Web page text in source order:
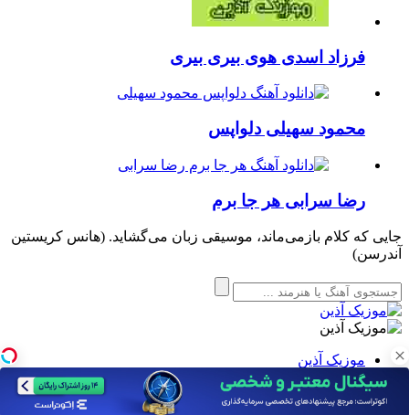
فرزاد اسدی هوی بیری بیری
محمود سهیلی دلواپس
رضا سرابی هر جا برم
جایی که کلام بازمی‌ماند، موسیقی زبان می‌گشاید. (هانس کریستین
آندرسن)
موزیک آذین
نقشه سایت
تماس با ما